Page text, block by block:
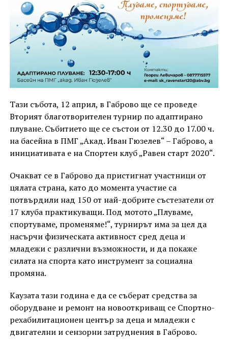
Тази събота, 12 април, в Габрово ще се проведе
Вторият благотворителен турнир по адаптирано
плуване. Събитието ще се състои от 12.30 до 17.00 ч.
на басейна в ПМГ „Акад. Иван Гюзелев“ – Габрово, а
инициативата е на Спортен клуб „Равен старт 2020“.
Очакват се в Габрово да пристигнат участници от
цялата страна, като до момента участие са
потвърдили над 150 от най-добрите състезатели от
17 клуба практикуващи. Под мотото „Плуваме,
спортуваме, променяме!“, турнирът има за цел да
насърчи физическата активност сред деца и
младежи с различни възможности, и да покаже
силата на спорта като инструмент за социална
промяна.
Каузата тази година е да се съберат средства за
оборудване и ремонт на новооткриващ се Спортно-
рехабилитационен център за деца и младежи с
двигателни и сензорни затруднения в Габрово.